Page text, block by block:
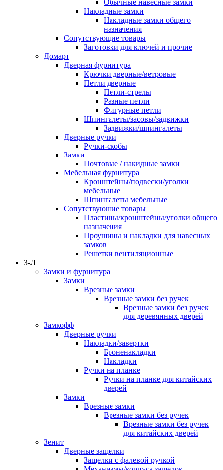
Обычные навесные замки
Накладные замки
Накладные замки общего
назначения
Сопутствующие товары
Заготовки для ключей и прочие
Домарт
Дверная фурнитура
Крючки дверные/ветровые
Петли дверные
Петли-стрелы
Разные петли
Фигурные петли
Шпингалеты/засовы/задвижки
Задвижки/шпингалеты
Дверные ручки
Ручки-скобы
Замки
Почтовые / накидные замки
Мебельная фурнитура
Кронштейны/подвески/уголки
мебельные
Шпингалеты мебельные
Сопутствующие товары
Пластины/кронштейны/уголки общего
назначения
Проушины и накладки для навесных
замков
Решетки вентиляционные
З-Л
Замки и фурнитура
Замки
Врезные замки
Врезные замки без ручек
Врезные замки без ручек
для деревянных дверей
Замкофф
Дверные ручки
Накладки/завертки
Броненакладки
Накладки
Ручки на планке
Ручки на планке для китайских
дверей
Замки
Врезные замки
Врезные замки без ручек
Врезные замки без ручек
для китайских дверей
Зенит
Дверные защелки
Защелки с фалевой ручкой